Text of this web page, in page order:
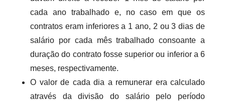
cada ano trabalhado e, no caso em que os
contratos eram inferiores a 1 ano, 2 ou 3 dias de
salário por cada mês trabalhado consoante a
duração do contrato fosse superior ou inferior a 6
meses, respectivamente.
O valor de cada dia a remunerar era calculado
através da divisão do salário pelo período